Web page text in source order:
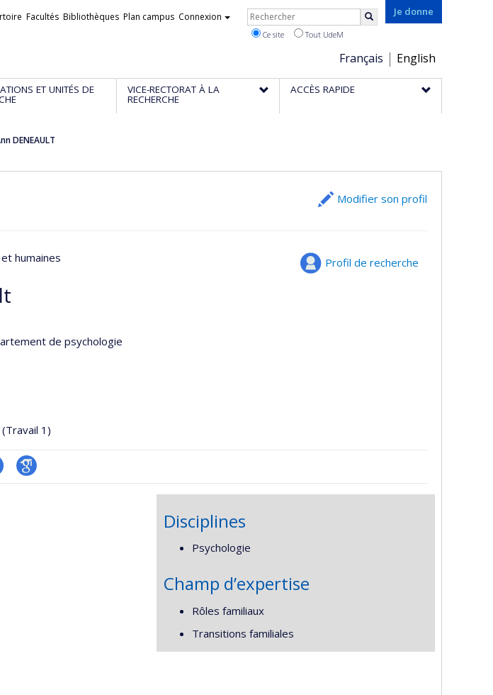
Je donne
Choix
de
la
Français English
Facultés Bibliothèques Plan campus Connexion Rechercher
Ce site Tout UdeM
ET UNITÉS DE VICE-RECTORAT À LA
RECHERCHE
ACCÈS RAPIDE
DENEAULT
Modifier son profil
Profil de recherche
humaines
de psychologie
(Travail 1)
Google
Disciplines
Psychologie
Champ d’expertise
Rôles familiaux
Transitions familiales